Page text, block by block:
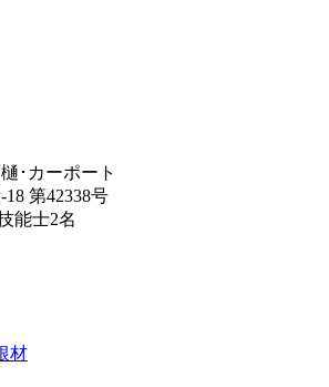
･カーポート
第42338号
能士2名
材